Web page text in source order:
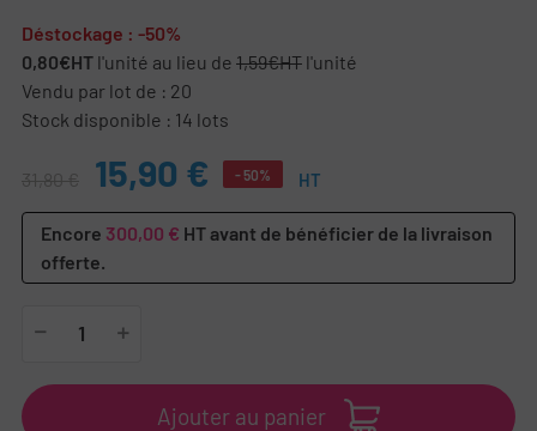
Déstockage : -50%
0,80€HT l'unité au lieu de 1,59€HT l'unité
Vendu par lot de : 20
Stock disponible : 14 lots
31,80 € 15,90 € - 50% HT
Encore 300,00 € HT avant de bénéficier de la livraison
offerte.
Ajouter au panier